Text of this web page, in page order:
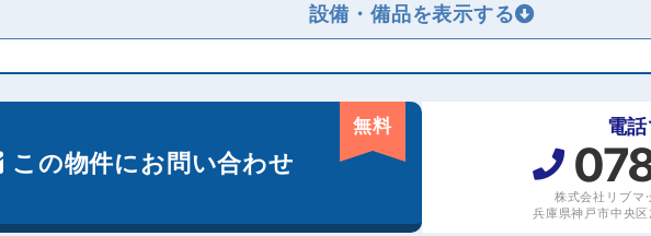
設備・備品を
この物件にお問い合わせ
無料 電
株式会社リブマ
兵庫県神戸市中央